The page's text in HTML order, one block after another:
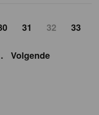
31 32 33
Volgende